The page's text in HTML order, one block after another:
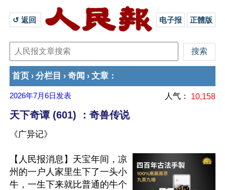
↺ 返回 电子报 正體版
首页 › 分栏目 › 奇闻 › 文章 ：
2026年7月6日 发表 人气： 10,158
天下奇谭 (601) ：奇兽传说
《广异记》
【人民报消息】天宝年间，凉
州的一户人家里生下了一头小
牛，一生下来就比普通的牛个